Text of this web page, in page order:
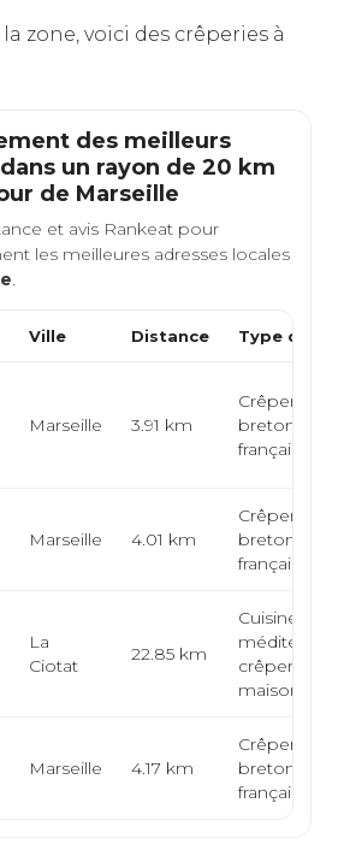
zone, voici des crêperies à
des meilleurs
un rayon de 20 km
de Marseille
et avis Rankeat pour
les meilleures adresses locales
.
Ville Distance Type de
Marseille 3.91 km
Crêperie,
bretonne,
française
Marseille 4.01 km
Crêperie,
bretonne,
française
La
Ciotat
22.85 km
Cuisine
crêperie,
maison
Marseille 4.17 km
Crêperie,
bretonne,
française